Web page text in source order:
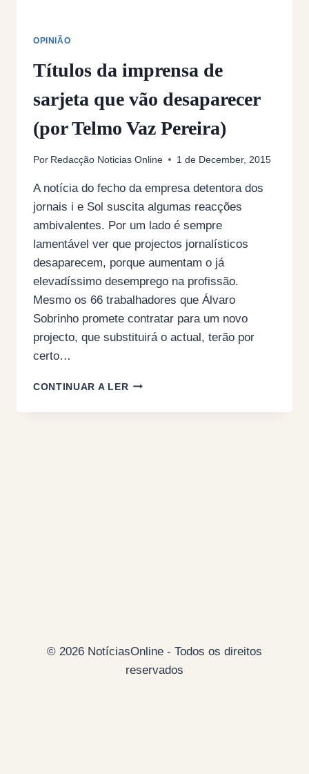
OPINIÃO
Títulos da imprensa de
sarjeta que vão desaparecer
(por Telmo Vaz Pereira)
Por Redacção Noticias Online 1 de December, 2015
A notícia do fecho da empresa detentora dos
jornais i e Sol suscita algumas reacções
ambivalentes. Por um lado é sempre
lamentável ver que projectos jornalísticos
desaparecem, porque aumentam o já
elevadíssimo desemprego na profissão.
Mesmo os 66 trabalhadores que Álvaro
Sobrinho promete contratar para um novo
projecto, que substituirá o actual, terão por
certo…
CONTINUAR A LERTÍTULOS
IMPRENSA
© 2026 NotíciasOnline - Todos os direitos
reservados